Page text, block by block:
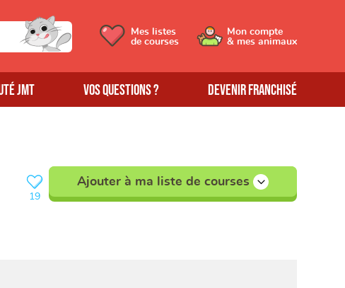
JMT Vos questions ? Devenir franchisé
Mes listes
de courses
Mon compte
& mes animaux
19
Ajouter à ma liste de courses